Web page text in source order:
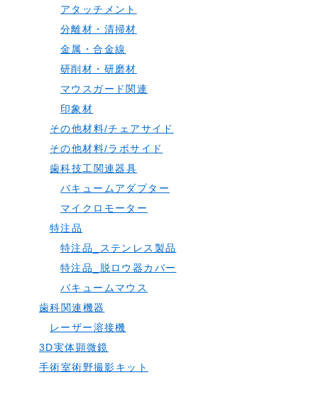
アタッチメント
分離材・清掃材
金属・合金線
研削材・研磨材
マウスガード関連
印象材
その他材料/チェアサイド
その他材料/ラボサイド
歯科技工関連器具
バキュームアダプター
マイクロモーター
特注品
特注品_ステンレス製品
特注品_脱ロウ器カバー
バキュームマウス
歯科関連機器
レーザー溶接機
3D実体顕微鏡
手術室術野撮影キット